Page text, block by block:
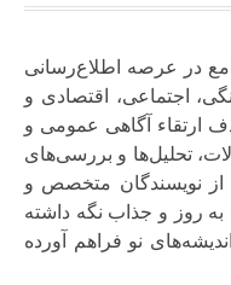
در عرصه اطلاع‌رسانی
اجتماعی، اقتصادی و
ارتقاء آگاهی عمومی و
تحلیل‌ها و بررسی‌های
از نویسندگان متخصص و
روز و جذاب نگه‌ داشته
نو فراهم آورده